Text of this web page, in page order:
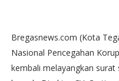
Bregasnews.com (Kota
Nasional Pencegahan
kembali melayangkan